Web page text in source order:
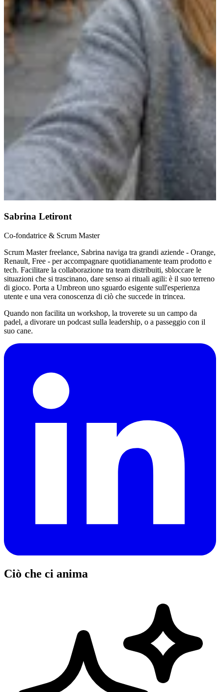
Sabrina Letiront
Co-fondatrice & Scrum Master
Scrum Master freelance, Sabrina naviga tra grandi aziende - Orange,
Renault, Free - per accompagnare quotidianamente team prodotto e
tech. Facilitare la collaborazione tra team distribuiti, sbloccare le
situazioni che si trascinano, dare senso ai rituali agili: è il suo terreno
di gioco. Porta a Umbreon uno sguardo esigente sull'esperienza
utente e una vera conoscenza di ciò che succede in trincea.
Quando non facilita un workshop, la troverete su un campo da
padel, a divorare un podcast sulla leadership, o a passeggio con il
suo cane.
Ciò che ci anima